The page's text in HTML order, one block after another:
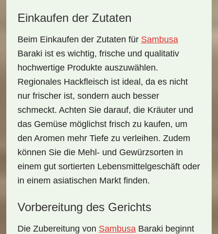
Einkaufen der Zutaten
Beim Einkaufen der Zutaten für Sambusa
Baraki ist es wichtig, frische und qualitativ
hochwertige Produkte auszuwählen.
Regionales Hackfleisch ist ideal, da es nicht
nur frischer ist, sondern auch besser
schmeckt. Achten Sie darauf, die Kräuterund
das Gemüsemöglichst frisch zu kaufen, um
den Aromen mehr Tiefe zu verleihen. Zudem
können Sie die Mehl- und Gewürzsorten in
einem gut sortierten Lebensmittelgeschäft oder
in einem asiatischen Markt finden.
Vorbereitung des Gerichts
Die Zubereitung von SambusaBaraki beginnt